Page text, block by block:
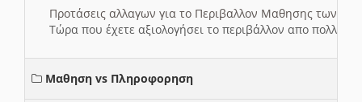
Προτάσεις αλλαγων για το Περιβαλλον Μαθησης των
Τώρα που έχετε αξιολογήσει το περιβάλλον απο πολλές
Μαθηση vs Πληροφορηση